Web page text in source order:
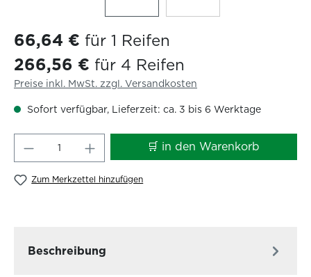
66,64 € für 1 Reifen
266,56 € für 4 Reifen
Preise inkl. MwSt. zzgl. Versandkosten
Sofort verfügbar, Lieferzeit: ca. 3 bis 6 Werktage
Produkt Anzahl: Gib den🛒 in den Warenkorb
Zum Merkzettel hinzufügen
Beschreibung